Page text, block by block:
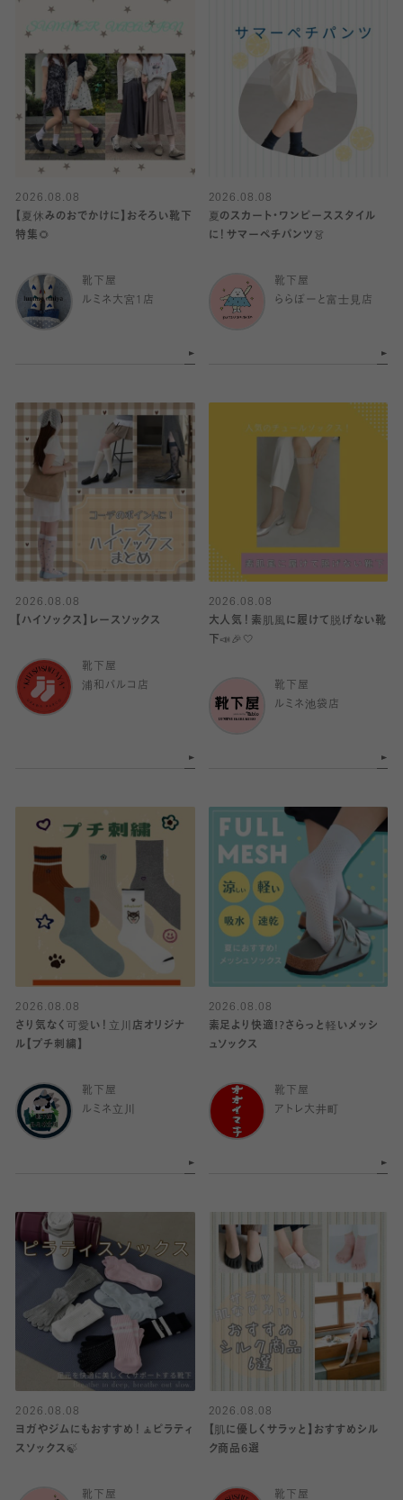
2026.08.08
【夏休みのおでかけに】おそろい靴下
特集🌻
靴下屋
ルミネ大宮1店
2026.08.08
夏のスカート・ワンピーススタイル
に！サマーペチパンツ👗
靴下屋
ららぽーと富士見店
2026.08.08
【ハイソックス】レースソックス
靴下屋
浦和パルコ店
2026.08.08
大人気！素肌風に履けて脱げない靴
下📣🎉🤍
靴下屋
ルミネ池袋店
2026.08.08
さり気なく可愛い！立川店オリジナ
ル【プチ刺繍】
靴下屋
ルミネ立川
2026.08.08
素足より快適!?さらっと軽いメッシ
ュソックス
靴下屋
アトレ大井町
2026.08.08
ヨガやジムにもおすすめ！🧘ピラティ
スソックス🍃
靴下屋
2026.08.08
【肌に優しくサラッと】おすすめシル
ク商品6選
靴下屋